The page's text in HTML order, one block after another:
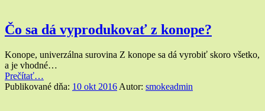
vhodné
pri
rakovine?”
Čo sa dá vyprodukovať z konope?
Konope, univerzálna surovina Z konope sa dá vyrobiť skoro všetko,
a je vhodné…
Prečítať“Čo
sa
…
Publikované dňa: 10 okt 2016 Autor: smokeadmin